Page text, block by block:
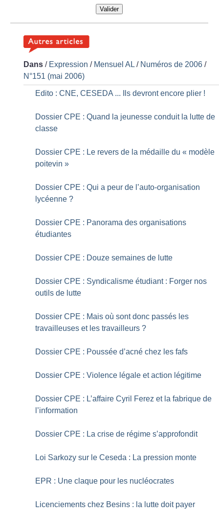
Valider
Dans / Expression / Mensuel AL/ Numéros de 2006 /
N°151 (mai 2006)
Edito : CNE, CESEDA ... Ils devront encore plier !
Dossier CPE : Quand la jeunesse conduit la lutte de
classe
Dossier CPE : Le revers de la médaille du « modèle
poitevin »
Dossier CPE : Qui a peur de l’auto-organisation
lycéenne ?
Dossier CPE : Panorama des organisations
étudiantes
Dossier CPE : Douze semaines de lutte
Dossier CPE : Syndicalisme étudiant : Forger nos
outils de lutte
Dossier CPE : Mais où sont donc passés les
travailleuses et les travailleurs ?
Dossier CPE : Poussée d’acné chez les fafs
Dossier CPE : Violence légale et action légitime
Dossier CPE : L’affaire Cyril Ferez et la fabrique de
l’information
Dossier CPE : La crise de régime s’approfondit
Loi Sarkozy sur le Ceseda : La pression monte
EPR : Une claque pour les nucléocrates
Licenciements chez Besins : la lutte doit payer